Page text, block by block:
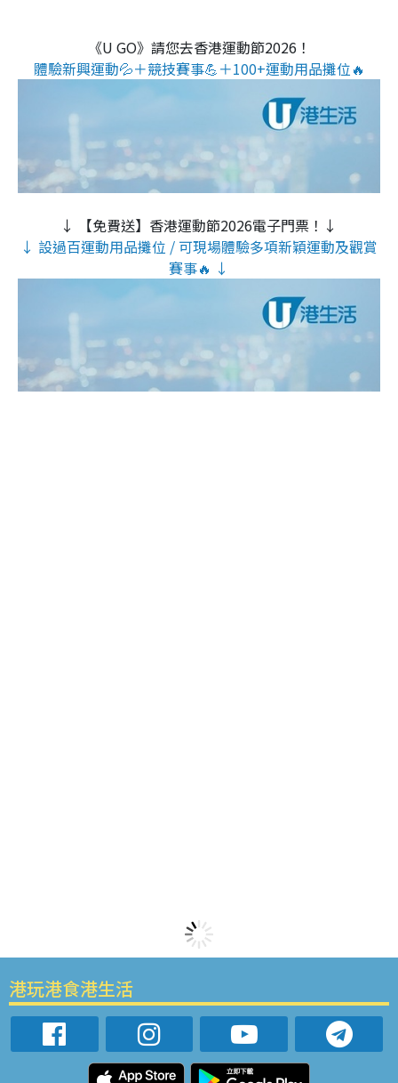
《U GO》請您去香港運動節2026！
體驗新興運動💦＋競技賽事💪＋100+運動用品攤位🔥
↓ 【免費送】香港運動節2026電子門票！↓
↓ 設過百運動用品攤位 / 可現場體驗多項新穎運動及觀賞
賽事🔥 ↓
港玩港食港生活